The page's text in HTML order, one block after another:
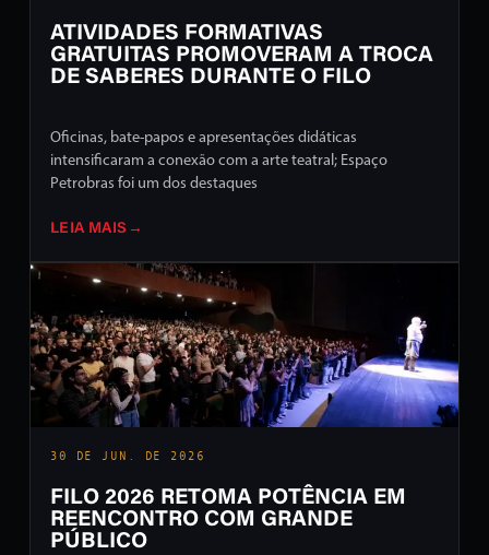
ATIVIDADES FORMATIVAS
GRATUITAS PROMOVERAM A TROCA
DE SABERES DURANTE O FILO
Oficinas, bate-papos e apresentações didáticas
intensificaram a conexão com a arte teatral; Espaço
Petrobras foi um dos destaques
LEIA MAIS →
30 DE JUN. DE 2026
FILO 2026 RETOMA POTÊNCIA EM
REENCONTRO COM GRANDE
PÚBLICO